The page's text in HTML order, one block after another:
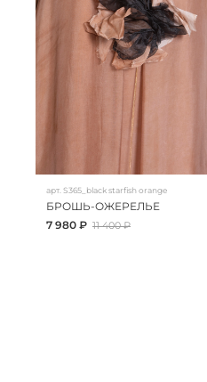
арт.S365_black starfish orange
БРОШЬ-ОЖЕРЕЛЬЕ
7 980 ₽ 11 400 ₽